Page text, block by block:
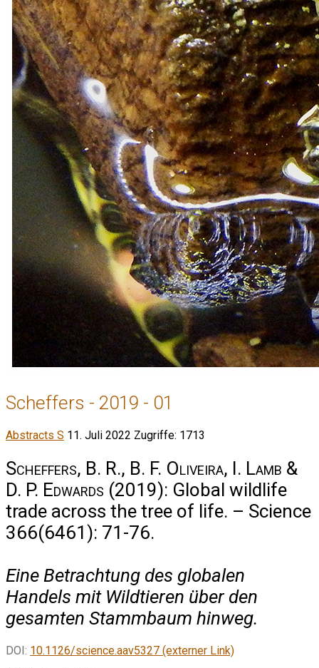
Scheffers - 2019 - 01
Abstracts S 11. Juli 2022 Zugriffe: 1713
Scheffers, B. R., B. F. Oliveira, I. Lamb &
D. P. Edwards (2019): Global wildlife
trade across the tree of life. – Science
366(6461): 71-76.
Eine Betrachtung des globalen
Handels mit Wildtieren über den
gesamten Stammbaum hinweg.
DOI: 10.1126/science.aav5327 (externer Link)